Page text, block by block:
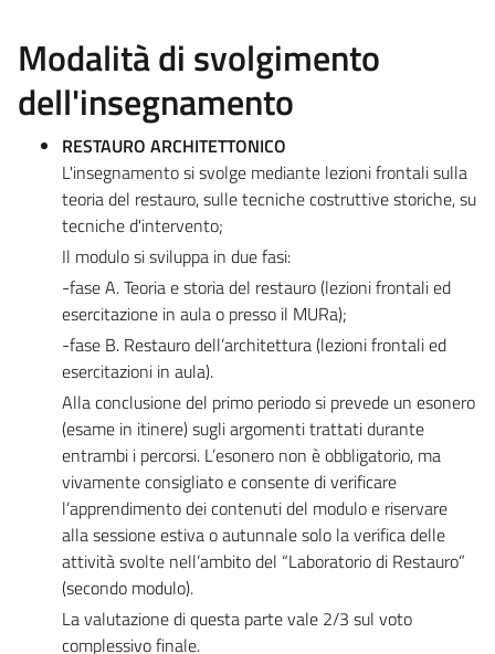
Modalità di svolgimento
dell'insegnamento
RESTAURO ARCHITETTONICO
L'insegnamento si svolge mediante lezioni frontali sulla
teoria del restauro, sulle tecniche costruttive storiche, su
tecniche d'intervento;
Il modulo si sviluppa in due fasi:
-fase A. Teoria e storia del restauro (lezioni frontali ed
esercitazione in aula o presso il MURa);
-fase B. Restauro dell’architettura (lezioni frontali ed
esercitazioni in aula).
Alla conclusione del primo periodo si prevede un esonero
(esame in itinere) sugli argomenti trattati durante
entrambi i percorsi. L’esonero non è obbligatorio, ma
vivamente consigliato e consente di verificare
l’apprendimento dei contenuti del modulo e riservare
alla sessione estiva o autunnale solo la verifica delle
attività svolte nell’ambito del “Laboratorio di Restauro”
(secondo modulo).
La valutazione di questa parte vale 2/3 sul voto
complessivo finale.